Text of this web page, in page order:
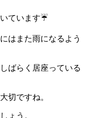
ています☔
はまた雨になるよう
ばらく居座っている
切ですね。
ょう。